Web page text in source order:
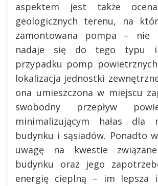
aspektem jest także
geologicznych terenu, na
zamontowana pompa – nie
nadaje się do tego typu
przypadku pomp
lokalizacja jednostki
ona umieszczona w miejscu
swobodny przepływ
minimalizującym hałas dla
budynku i sąsiadów. Ponadto
uwagę na kwestie
budynku oraz jego
energię cieplną – im lepsza